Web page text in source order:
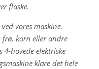
flaske.
vores maskine.
frø, korn eller andre
hovede elektriske
klare det hele